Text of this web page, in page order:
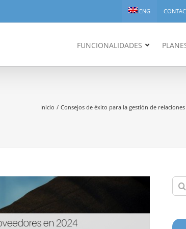
ENG
FUNCIONALIDADES
Inicio Consejos de éxito para la gestión de